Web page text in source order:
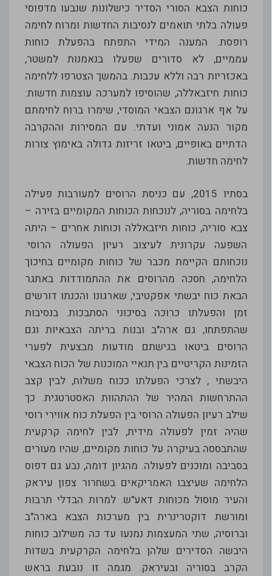
כוחות הצבא הסורי הסדיר כישלונות שנבעו מדפוסי
פעולה בלתי תואמים לנסיבות החדשות ומרוח לחימה
רופסת. המענה המידי התפתח בהפעלת כוחות
עממיים, לא סדורים שפעלו בנאמנות למשטר,
באכזריות רבה וללא עכבות. בהמשך הצטרפו ללחימה
כוחות חיזבאללה, שהוסיפו למערכה עוצמות חדשות:
על אף ארגונם הצבאי המוסדי, שימרו ברוח לחימתם
מקור הנעה אמוני ועדתי. עם המסירות וההקרבה
הדתיים באופיים, ביטאו זריזות גדולה באימוץ צורות
לחימה חדשות.
בסתיו 2015, עם כניסת הרוסים למעורבות פעילה
בלחימה בסוריה, לנוכחות הכוחות המקומיים בזירה –
צבא סוריה, כוחות חיזבאללה וכוחות אחרים – היתה
השפעה עקרונית לעיצוב רעיון הפעולה הרוסי.
נוכחותם הקיימת מכבר של כוחות מקומיים בחיכוך
הלחימה, חסכה מהרוסים את ההתמודדות באתגר
הבאת כוח יבשתי אפקטיבי, שארגונו והכנתו דורשים
זמן והפעלתו כרוכה בסיכוני הסתבכות. בנסיבות
שהתפתחו, גם ארה"ב ובנות בריתה הצבאיות וגם
הרוסים ביטאו בגישתם מודעות מבצעית לפערי
הזמינות הקריטיים בין תנאיי המוכנות של הכוח הצבאי
היבשתי , לצרכי הפעלתו ככוח משלוח, לבין קצב
ההתרחשות המהיר של ההתהוות האסטרטגית. כך
שילב רעיון הפעולה הרוסי בין הפעלת כוח אווירי רוסי
שהיה זמין לפעולה מידית, לבין לחימה קרקעית
שהתבססה בעיקרה על כוחות מקומיים, שהיו מעורים
בסביבה ומוכנים לפעולה. מהגיון דומה, נבע גם דפוס
הלחימה שעיצבו האמריקאים בשחרור צפון עיראק
והעיר מוסול מכוחות דאע"ש. למרות הבדלי תרבות
ומורשת דוקטרינרית בין מערכות הצבא בארה"ב
וברוסיה, שתי המעצמות נמנעו עד כה משילוב כוחות
היבשה הסדירים שלהן בלחימה הקרקעית בשדות
הקרב בסוריה ובעיראק. מגמה זו נובעת בראש